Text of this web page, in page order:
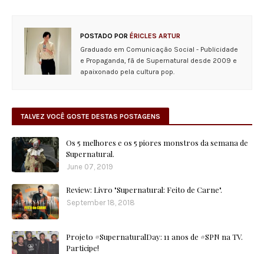
POSTADO POR ÉRICLES ARTUR
Graduado em Comunicação Social - Publicidade
e Propaganda, fã de Supernatural desde 2009 e
apaixonado pela cultura pop.
TALVEZ VOCÊ GOSTE DESTAS POSTAGENS
Os 5 melhores e os 5 piores monstros da semana de
Supernatural.
June 07, 2019
Review: Livro "Supernatural: Feito de Carne".
September 18, 2018
Projeto #SupernaturalDay: 11 anos de #SPN na TV.
Participe!